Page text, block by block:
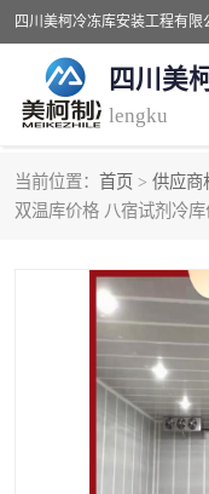
四川美
lengku
当前位置： 首页 > 供应商
双温库价格 八宿试剂冷
冷库安装，冷库价
成都冻库，成都冻
德阳冻库安装，德
南充冻库设计,南
资阳冻库，资阳冻